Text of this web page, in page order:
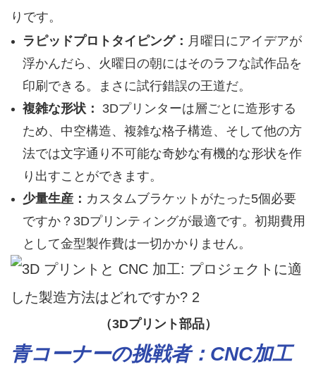
りです。
ラピッドプロトタイピング： 月曜日にアイデアが
浮かんだら、火曜日の朝にはそのラフな試作品を
印刷できる。まさに試行錯誤の王道だ。
複雑な形状：
3Dプリンターは層ごとに造形する
ため、中空構造、複雑な格子構造、そして他の方
法では文字通り不可能な奇妙な有機的な形状を作
り出すことができます。
少量生産： カスタムブラケットがたった5個必要
ですか？3Dプリンティングが最適です。初期費用
として金型製作費は一切かかりません。
（3Dプリント部品）
青コーナーの挑戦者：CNC加工